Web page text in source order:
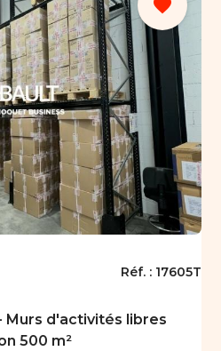
favorite
Réf. : 17605T
- Murs d'activités libres
500 m²